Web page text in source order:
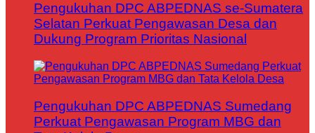
Pengukuhan DPC ABPEDNAS se-Sumatera
Selatan Perkuat Pengawasan Desa dan
Dukung Program Prioritas Nasional
Pengukuhan DPC ABPEDNAS Sumedang
Perkuat Pengawasan Program MBG dan